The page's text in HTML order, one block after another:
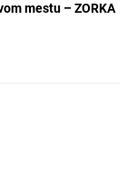
mestu – ZORKA